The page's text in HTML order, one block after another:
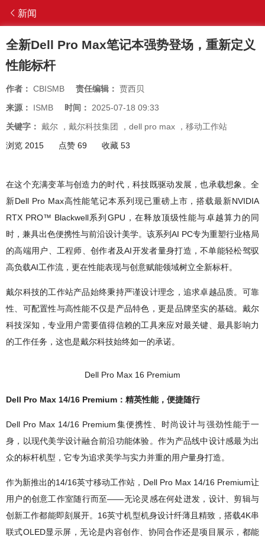
新闻
全新Dell Pro Max笔记本强势登场，重新定义
性能标杆
作者： CBISMB 责任编辑： 贾西贝
来源： ISMB 时间： 2025-07-18 09:33
关键字： 戴尔 ， 戴尔科技集团 ， dell pro max ， 移动工作站
浏览 2015
点赞 69 收藏 53
在这个充满变革与创造力的时代，科技既驱动发展，也承载想象。全
新Dell Pro Max高性能笔记本系列现已重磅上市，搭载最新NVIDIA
RTX PRO™ Blackwell系列GPU，在释放顶级性能与卓越算力的同
时，兼具出色便携性与前沿设计美学。该系列AI PC专为重塑行业格局
的高端用户、工程师、创作者及AI开发者量身打造，不单能轻松驾驭
高负载AI工作流，更在性能表现与创意赋能领域树立全新标杆。
戴尔科技的工作站产品始终秉持严谨设计理念，追求卓越品质。可靠
性、可配置性与高性能不仅是产品特色，更是品牌坚实的基础。戴尔
科技深知，专业用户需要值得信赖的工具来应对最关键、最具影响力
的工作任务，这也是戴尔科技始终如一的承诺。
Dell Pro Max 16 Premium
Dell Pro Max 14/16 Premium：精英性能，便捷随行
Dell Pro Max 14/16 Premium集便携性、时尚设计与强劲性能于一
身，以现代美学设计融合前沿功能体验。作为产品线中设计感最为出
众的标杆机型，它专为追求美学与实力并重的用户量身打造。
作为新推出的14/16英寸移动工作站，Dell Pro Max 14/16 Premium让
用户的创意工作室随行而至——无论灵感在何处迸发，设计、剪辑与
创新工作都能即刻展开。16英寸机型机身设计纤薄且精致，搭载4K串
联式OLED显示屏，无论是内容创作、协同合作还是项目展示，都能